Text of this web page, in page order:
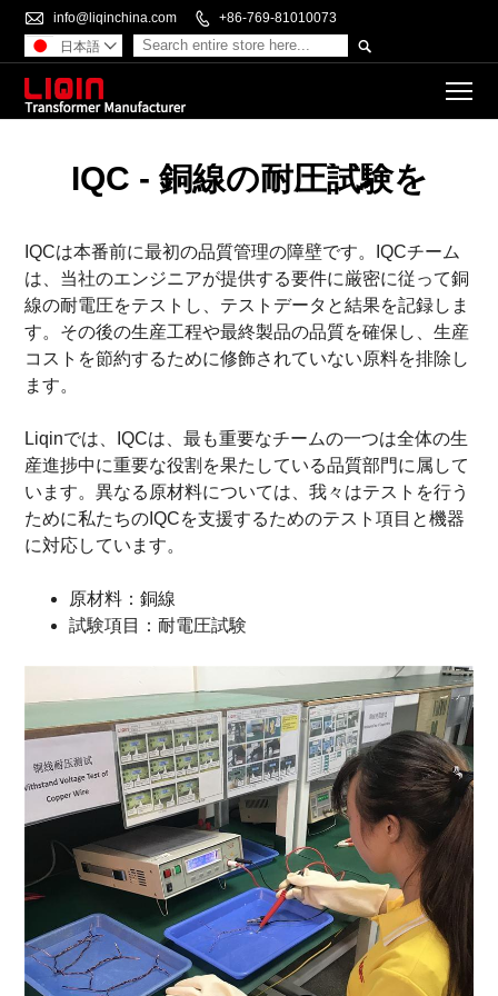
 info@liqinchina.com  +86-769-81010073

日本語 
IQC - 銅線の耐圧試験を
IQCは本番前に最初の品質管理の障壁です。IQCチーム
は、当社のエンジニアが提供する要件に厳密に従って銅
線の耐電圧をテストし、テストデータと結果を記録しま
す。その後の生産工程や最終製品の品質を確保し、生産
コストを節約するために修飾されていない原料を排除し
ます。
Liqinでは、IQCは、最も重要なチームの一つは全体の生
産進捗中に重要な役割を果たしている品質部門に属して
います。異なる原材料については、我々はテストを行う
ために私たちのIQCを支援するためのテスト項目と機器
に対応しています。
原材料：銅線
試験項目：耐電圧試験